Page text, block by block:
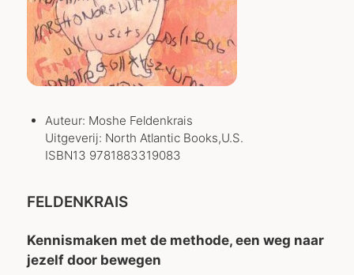
Auteur: Moshe Feldenkrais
Uitgeverij: North Atlantic Books,U.S.
ISBN13 9781883319083
FELDENKRAIS
Kennismaken met de methode, een weg naar
jezelf door bewegen